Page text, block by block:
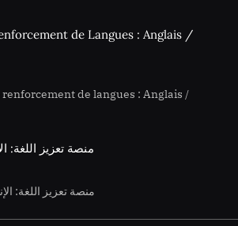
de Langues : Anglais /
de langues : Anglais /
منصة تعزيز اللغة:
منصة تعزيز اللغة: